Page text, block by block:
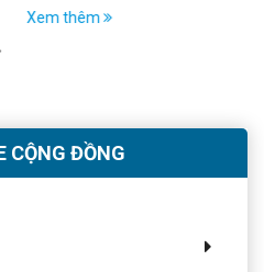
Xem thêm
CỘNG ĐỒNG